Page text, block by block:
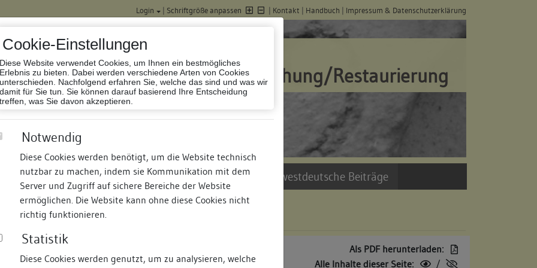
Cookie-Einstellungen
Diese Website verwendet Cookies, um Ihnen ein bestmögliches
Erlebnis zu bieten. Dabei werden verschiedene Arten von Cookies
unterschieden. Nachfolgend erfahren Sie, welche das sind und was wir
damit für Sie tun. Sie können darauf basierend Ihre Entscheidung
treffen, was Sie davon akzeptieren.
Notwendig
Diese Cookies werden benötigt, um die Website technisch
nutzbar zu machen, indem sie Kommunikation mit dem
Server und Zugriff auf sichere Bereiche der Website
ermöglichen. Die Website kann ohne diese Cookies nicht
richtig funktionieren.
Statistik
Diese Cookies werden genutzt, um zu analysieren, welche
Login | Schriftgröße anpassen | Kontakt | Handbuch | Impressum & Datenschutzerklärung
Datenbank Bauforschung/Restaurierung
Termine Suche Freie Bauforscher:innen Südwestdeutsche Beiträge
Als PDF herunterladen:
Alle Inhalte dieser Seite:
/